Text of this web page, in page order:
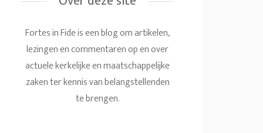
Fortes in Fide is een blog om artikelen,
lezingen en commentaren op en over
actuele kerkelijke en maatschappelijke
zaken ter kennis van belangstellenden
te brengen.